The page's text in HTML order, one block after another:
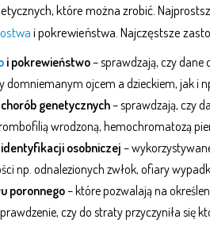
które można zrobić.
i pokrewieństwa. Najczęstsze
i pokrewieństwo– sprawdzają, czy dane
domniemanym ojcem a dzieckiem, jak i
genetycznych– sprawdzają, czy
wrodzoną, hemochromatozą
osobniczej –
np. odnalezionych zwłok, ofiary
poronnego– które pozwalają na
czy do straty przyczyniła się